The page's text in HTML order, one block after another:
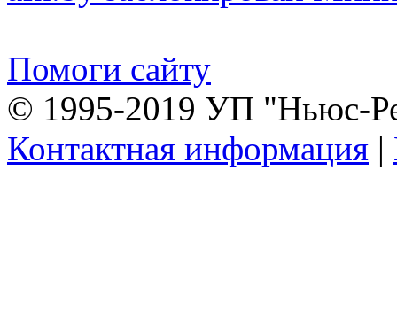
Помоги сайту
© 1995-2019 УП "Ньюс-
Контактная информация |